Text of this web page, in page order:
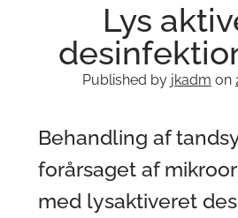
SENESTE ARTIKEL
Lys
Published by jkadm on
Behandlingaf
forårsaget af
med lysaktiveret